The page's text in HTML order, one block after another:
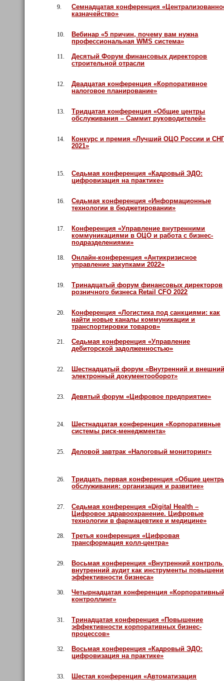
9.
Семнадцатая конференция
казначейство»
10.
Вебинар «5 причин, почему вам нужна
профессиональная WMS система»
11.
Десятый Форум финансовых директоров
строительной отрасли
12.
Двадцатая конференция «Корпоративное
налоговое планирование»
13.
Тридцатая конференция «Общие центры
обслуживания – Саммит руководителей»
14.
Конкурс и премия «Лучший ОЦО России и
2021»
15.
Седьмая конференция «Кадровый ЭДО:
цифровизация на практике»
16.
Седьмая конференция «Информационные
технологии в бюджетировании»
17.
Конференция «Управление внутренними
коммуникациями в ОЦО и работа с бизнес-
подразделениями»
18.
Онлайн-конференция «Антикризисное
управление закупками 2022»
19.
Тринадцатый форум финансовых директоров
розничного бизнеса Retail CFO 2022
20.
Конференция «Логистика под санкциями: как
найти новые каналы коммуникации и
транспортировки товаров»
21.
Седьмая конференция «Управление
дебиторской задолженностью»
22.
Шестнадцатый форум «Внутренний и
электронный документооборот»
23. Девятый форум «Цифровое предприятие»
24.
Шестнадцатая конференция «Корпоративные
системы риск-менеджмента»
25. Деловой завтрак «Налоговый мониторинг»
26.
Тридцать первая конференция «Общие
обслуживания: организация и развитие»
27.
Седьмая конференция «Digital Health –
Цифровое здравоохранение. Цифровые
технологии в фармацевтике и медицине»
28.
Третья конференция «Цифровая
трансформация колл-центра»
29.
Восьмая конференция «Внутренний
внутренний аудит как инструменты
эффективности бизнеса»
30.
Четырнадцатая конференция
контроллинг»
31.
Тринадцатая конференция «Повышение
эффективности корпоративных бизнес-
процессов»
32.
Восьмая конференция «Кадровый ЭДО:
цифровизация на практике»
33.
Шестая конференция «Автоматизация